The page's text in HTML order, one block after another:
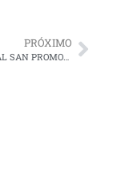
PRÓXIMO
GRUPO MEDICAL SAN PROMOVE 2º WEBINÁRIO GRATUITO CLIENTES ULTRAMED